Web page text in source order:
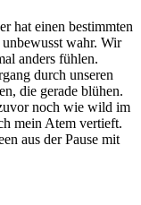
hat einen bestimmten
wahr. Wir
anders fühlen.
durch unseren
die gerade blühen.
noch wie wild im
mein Atem vertieft.
aus der Pause mit